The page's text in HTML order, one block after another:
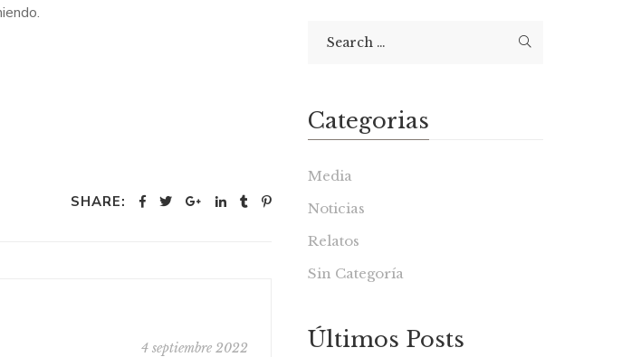
SHARE:
4 septiembre 2022
Categorias
Media
Noticias
Relatos
Sin Categoría
Últimos Posts